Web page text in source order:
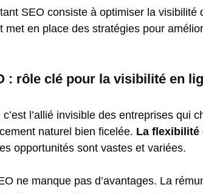
SEO consiste à optimiser la
met en place des stratégies pour
: rôle clé pour la visibilité en
l’allié invisible des entreprises
naturel bien ficelée. La flexibilité
opportunités sont vastes et variées.
ne manque pas d’avantages. La